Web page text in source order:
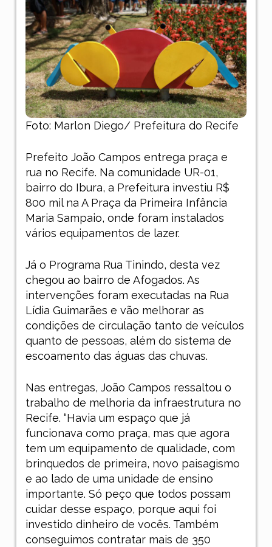
Foto: Marlon Diego/ Prefeitura do Recife
Prefeito João Campos entrega praça e
rua no Recife. Na comunidade UR-01,
bairro do Ibura, a Prefeitura investiu R$
800 mil na A Praça da Primeira Infância
Maria Sampaio, onde foram instalados
vários equipamentos de lazer.
Já o Programa Rua Tinindo, desta vez
chegou ao bairro de Afogados. As
intervenções foram executadas na Rua
Lídia Guimarães e vão melhorar as
condições de circulação tanto de veículos
quanto de pessoas, além do sistema de
escoamento das águas das chuvas.
Nas entregas, João Campos ressaltou o
trabalho de melhoria da infraestrutura no
Recife. “Havia um espaço que já
funcionava como praça, mas que agora
tem um equipamento de qualidade, com
brinquedos de primeira, novo paisagismo
e ao lado de uma unidade de ensino
importante. Só peço que todos possam
cuidar desse espaço, porque aqui foi
investido dinheiro de vocês. Também
conseguimos contratar mais de 350